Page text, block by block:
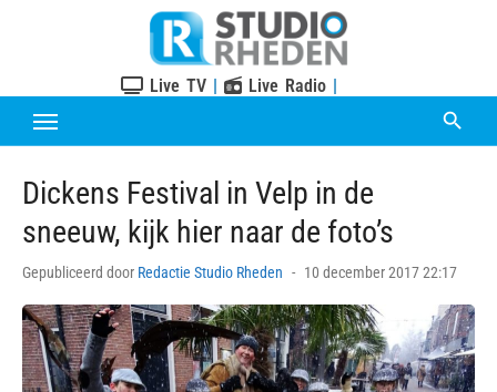
Live TV | Live Radio |
Dickens Festival in Velp in de
sneeuw, kijk hier naar de foto’s
Gepubliceerd door Redactie Studio Rheden
Posted
10 december 2017 22:17